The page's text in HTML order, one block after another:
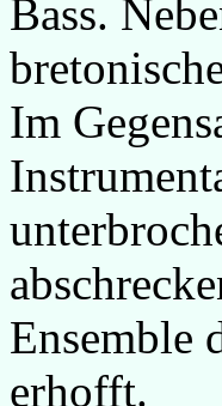
Bass.
Im
Ensemble
erhofft.